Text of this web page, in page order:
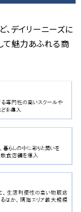
、デイリーニーズに
て魅力あふれる商